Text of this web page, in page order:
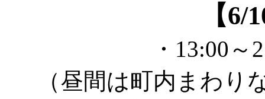
【6/
・13:00
（昼間は町内まわり